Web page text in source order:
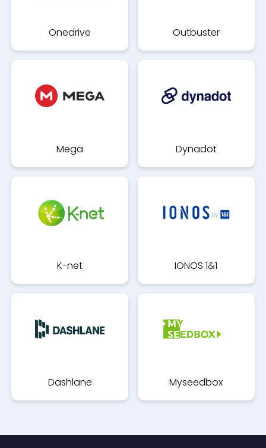
Onedrive Outbuster
Mega Dynadot
K-net IONOS 1&1
Dashlane Myseedbox